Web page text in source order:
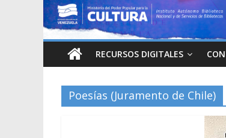
RECURSOS DIGITALES
Poesías (Juramento de Chile)